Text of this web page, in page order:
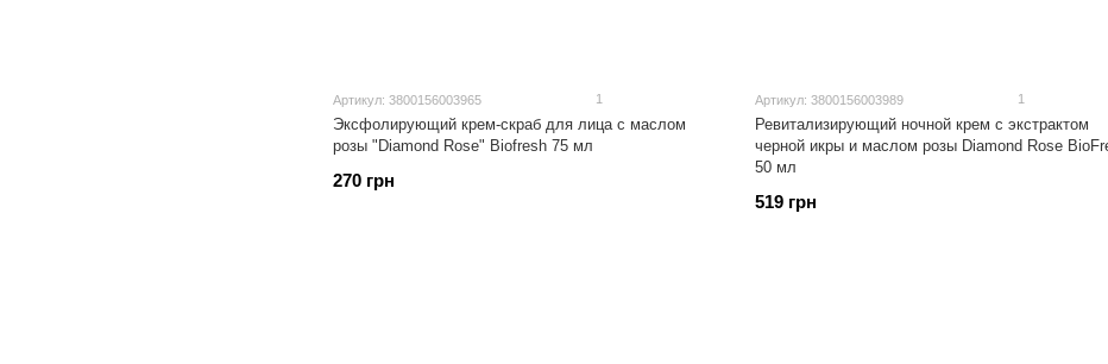
Артикул: 3800156003965 1
Эксфолирующий крем-скраб для лица с маслом
розы "Diamond Rose" Biofresh 75 мл
270 грн
Артикул: 3800156003989 1
Ревитализирующий ночной крем с экстрактом
черной икры и маслом розы Diamond Rose BioFresh
50 мл
519 грн